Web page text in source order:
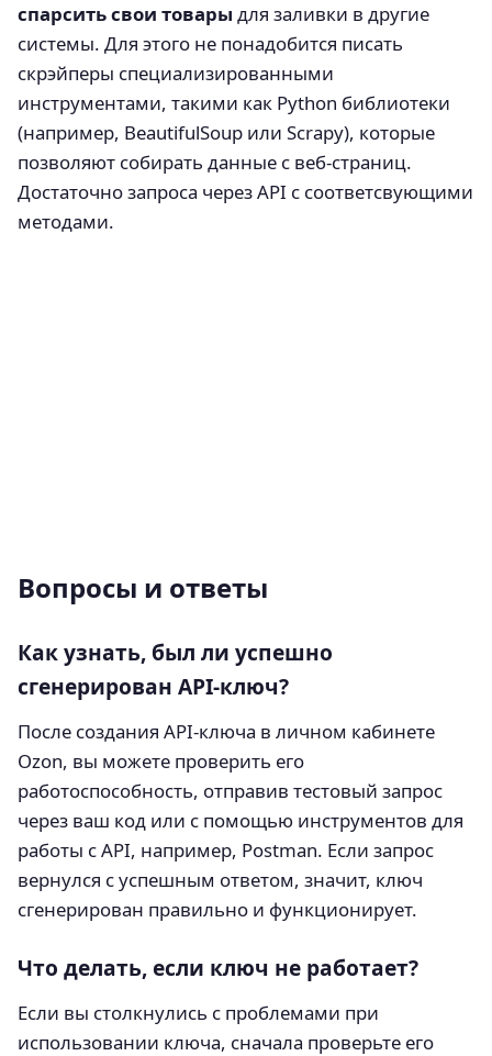
спарсить свои товары для заливки в другие
системы. Для этого не понадобится писать
скрэйперы специализированными
инструментами, такими как Python библиотеки
(например, BeautifulSoup или Scrapy), которые
позволяют собирать данные с веб-страниц.
Достаточно запроса через API с соответсвующими
методами.
Вопросы и ответы
Как узнать, был ли успешно
сгенерирован API-ключ?
После создания API-ключа в личном кабинете
Ozon, вы можете проверить его
работоспособность, отправив тестовый запрос
через ваш код или с помощью инструментов для
работы с API, например, Postman. Если запрос
вернулся с успешным ответом, значит, ключ
сгенерирован правильно и функционирует.
Что делать, если ключ не работает?
Если вы столкнулись с проблемами при
использовании ключа, сначала проверьте его